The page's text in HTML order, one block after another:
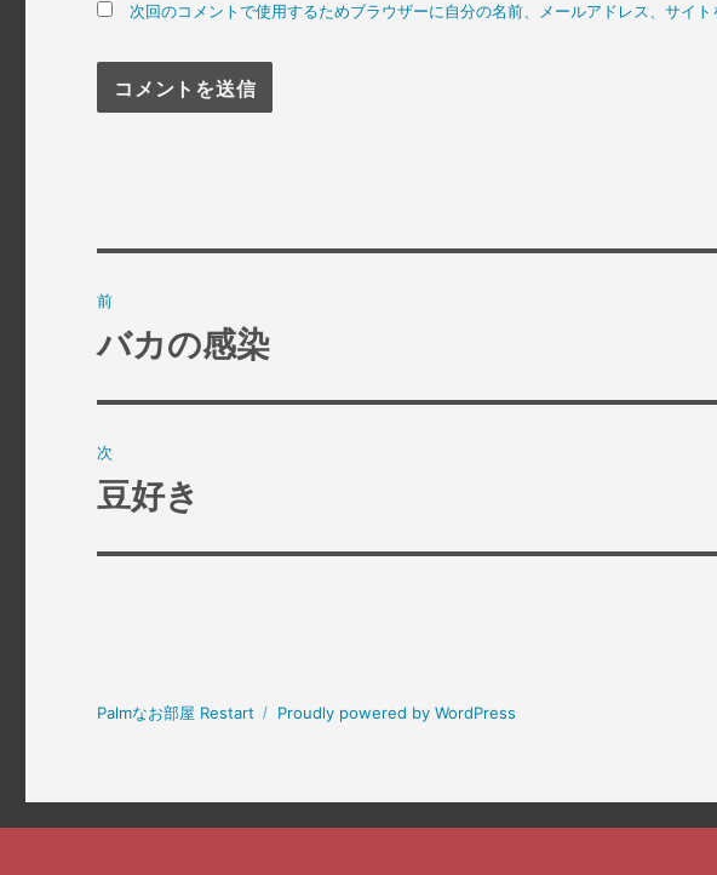
次回のコメントで使用するためブラウザーに自分の名前、メールアドレス、サイト
稿
ゲ
前
過
の
投
稿:
バカの感染
次
次
投
豆好き
Palmなお部屋 Restart Proudly powered by WordPress